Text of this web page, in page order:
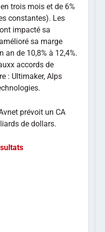
trois mois et de 6%
constantes). Les
impacté sa
sa marge
an de 10,8% à 12,4%.
accords de
: Ultimaker, Alps
prévoit un CA
de dollars.